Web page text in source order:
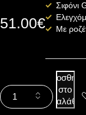
51.00€
Σιφόνι
Με
Προσθήκη
στο
καλάθι